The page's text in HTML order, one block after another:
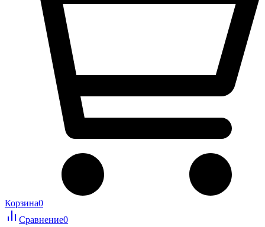
Корзина0
Сравнение0